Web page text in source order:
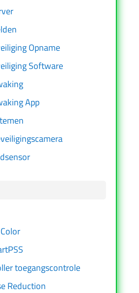
Opname
Software
App
toegangscontrole
Reduction